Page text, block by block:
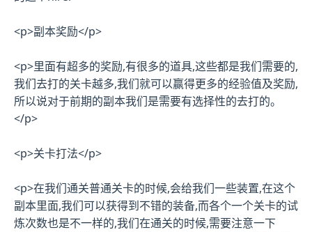
<p>副本奖励</p>
<p>里面有超多的奖励,有很多的道具,这些都是我们需要的,
我们去打的关卡越多,我们就可以赢得更多的经验值及奖励,
所以说对于前期的副本我们是需要有选择性的去打的。
</p>
<p>关卡打法</p>
<p>在我们通关普通关卡的时候,会给我们一些装置,在这个
副本里面,我们可以获得到不错的装备,而各个一个关卡的试
炼次数也是不一样的,我们在通关的时候,需要注意一下